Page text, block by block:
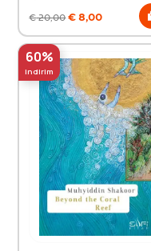
€20,00€8,00
60%
indirim